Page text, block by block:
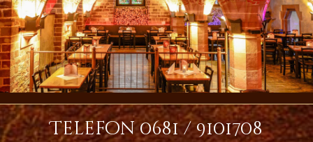
Telefon 0681 / 9101708